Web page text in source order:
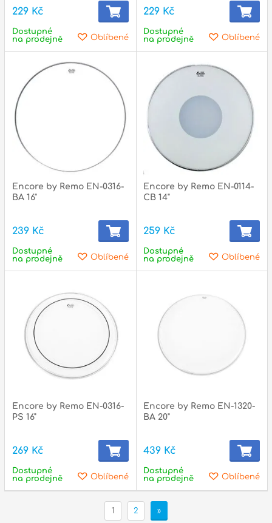
229 Kč
Oblíbené
Dostupné
na prodejně
229 Kč
Oblíbené
Dostupné
na prodejně
Encore by Remo EN-0316-
BA 16"
239 Kč
Oblíbené
Dostupné
na prodejně
Encore by Remo EN-0114-
CB 14"
259 Kč
Oblíbené
Dostupné
na prodejně
Encore by Remo EN-0316-
PS 16"
269 Kč
Oblíbené
Dostupné
na prodejně
Encore by Remo EN-1320-
BA 20"
439 Kč
Oblíbené
Dostupné
na prodejně
1 2 »